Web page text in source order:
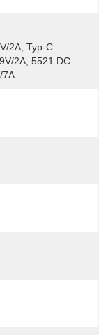
2A; Typ-C
2A; 5521 DC
7A